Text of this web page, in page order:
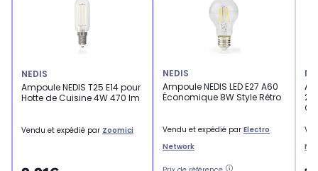
NEDIS
Ampoule NEDIS T25 E14 pour
Hotte de Cuisine 4W 470 lm
Vendu et expédié par Zoomici
NEDIS
Ampoule NEDIS LED E27 A60
Économique 8W Style Rétro
Vendu et expédié par Electro
Network
G9